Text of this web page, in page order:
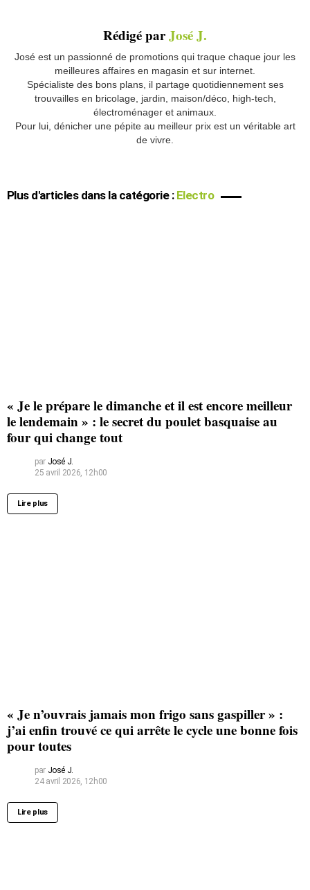
Rédigé parJosé J.
José est un passionné de promotions qui traque chaque jour les
meilleures affaires en magasin et sur internet.
Spécialiste des bons plans, il partage quotidiennement ses
trouvailles en bricolage, jardin, maison/déco, high-tech,
électroménager et animaux.
Pour lui, dénicher une pépite au meilleur prix est un véritable art
de vivre.
Plus d'articles dans la catégorie : Electro
« Je le prépare le dimanche et il est encore meilleur
le lendemain » : le secret du poulet basquaise au
four qui change tout
par José J.
25 avril 2026, 12h00
Lire plus
« Je n’ouvrais jamais mon frigo sans gaspiller » :
j’ai enfin trouvé ce qui arrête le cycle une bonne fois
pour toutes
par José J.
24 avril 2026, 12h00
Lire plus